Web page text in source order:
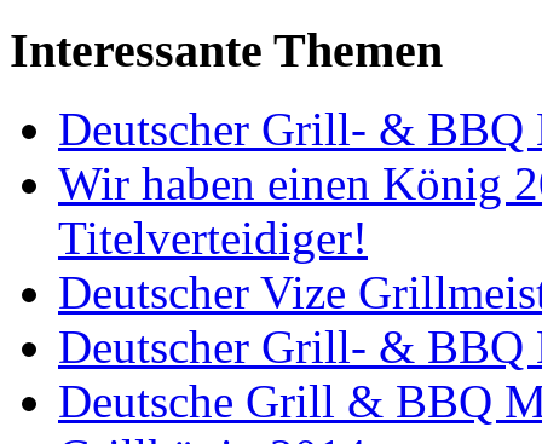
Interessante Themen
Deutscher Grill- & BBQ
Wir haben einen König
Titelverteidiger!
Deutscher Vize
Deutscher Grill- & BBQ
Deutsche Grill & BBQ